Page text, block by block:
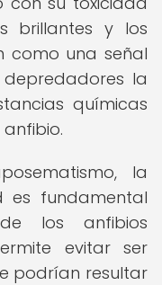
brillantes y los
como una señal
la
químicas
la
es fundamental
los anfibios
evitar ser
podrían resultar